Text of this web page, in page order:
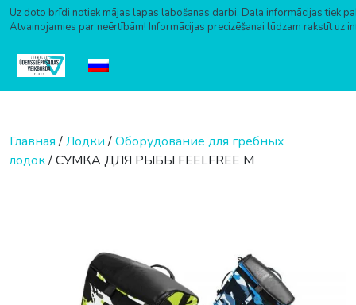
Uz doto brīdi notiek mājas lapas labošanas darbi. Daļa informācijas tiek
Atvainojamies par neērtībām! Informācijas precizēšanai lūdzam rakstīt uz
Главная/Лодки/Оборудование для гребных
лодок/ СУМКА ДЛЯ РЫБЫ FEELFREE M